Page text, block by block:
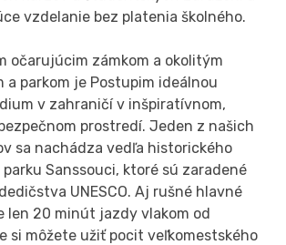
vzdelanie bez platenia školného.
očarujúcim zámkom a okolitým
a parkom je Postupim ideálnou
v zahraničí v inšpiratívnom,
prostredí. Jeden z našich
sa nachádza vedľa historického
parku Sanssouci, ktoré sú zaradené
UNESCO. Aj rušné hlavné
len 20 minút jazdy vlakom od
si môžete užiť pocit veľkomestského